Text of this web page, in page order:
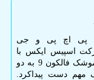
پی اچ پی و جی
اسپیس ایکس با
پرتاب یک موشک فالکون 9 به دو
دست پیداکرد.